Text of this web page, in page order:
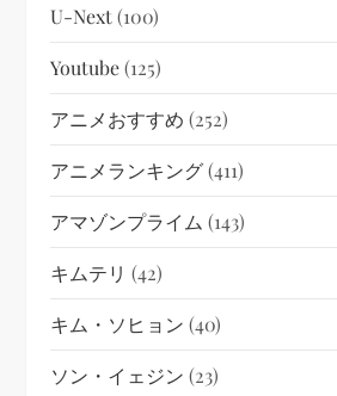
U-Next(100)
Youtube(125)
アニメおすすめ (252)
アニメランキング(411)
アマゾンプライム (143)
キムテリ (42)
キム・ソヒョン (40)
ソン・イェジン (23)